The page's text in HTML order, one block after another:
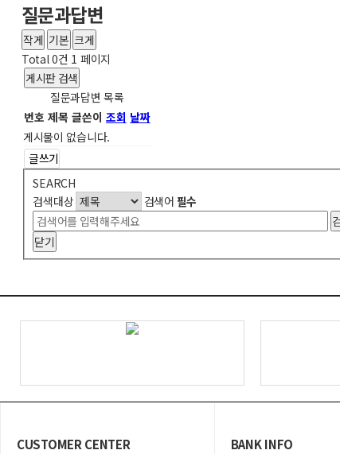
질문과답변
작게 기본 크게
Total 0건 1 페이지
게시판 검색
질문과답변 목록
번호 제목 글쓴이 조회 날짜
게시물이 없습니다.
글쓰기
SEARCH
검색대상
검색어 필수
닫기
CUSTOMER CENTER BANK INFO